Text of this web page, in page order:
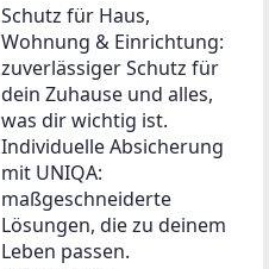
Schutz für Haus,
Wohnung & Einrichtung:
zuverlässiger Schutz für
dein Zuhause und alles,
was dir wichtig ist.
Individuelle Absicherung
mit UNIQA:
maßgeschneiderte
Lösungen, die zu deinem
Leben passen.